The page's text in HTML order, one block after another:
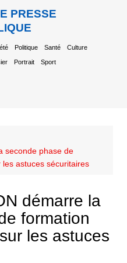
PRESSE
Politique Santé Culture
Portrait Sport
seconde phase de
astuces sécuritaires
démarre la
formation
les astuces